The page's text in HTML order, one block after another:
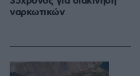
ναρκωτικών